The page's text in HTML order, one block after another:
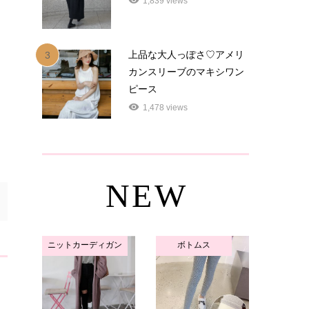
3
上品な大人っぽさ♡アメリ
カンスリーブのマキシワン
ピース
1,478 views
NEW
ニットカーディガン ボトムス